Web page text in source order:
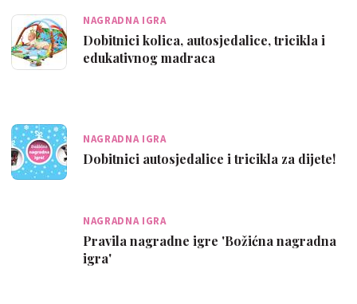
NAGRADNA IGRA
Dobitnici kolica, autosjedalice, tricikla i
edukativnog madraca
NAGRADNA IGRA
Dobitnici autosjedalice i tricikla za dijete!
NAGRADNA IGRA
Pravila nagradne igre 'Božićna nagradna
igra'